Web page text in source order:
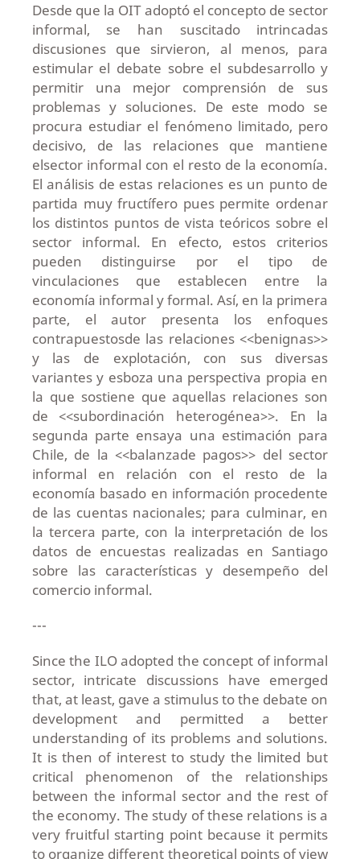
Desde que la OIT adoptó el concepto de sector
informal, se han suscitado intrincadas
discusiones que sirvieron, al menos, para
estimular el debate sobre el subdesarrollo y
permitir una mejor comprensión de sus
problemas y soluciones. De este modo se
procura estudiar el fenómeno limitado, pero
decisivo, de las relaciones que mantiene
elsector informal con el resto de la economía.
El análisis de estas relaciones es un punto de
partida muy fructífero pues permite ordenar
los distintos puntos de vista teóricos sobre el
sector informal. En efecto, estos criterios
pueden distinguirse por el tipo de
vinculaciones que establecen entre la
economía informal y formal. Así, en la primera
parte, el autor presenta los enfoques
contrapuestosde las relaciones <<benignas>>
y las de explotación, con sus diversas
variantes y esboza una perspectiva propia en
la que sostiene que aquellas relaciones son
de <<subordinación heterogénea>>. En la
segunda parte ensaya una estimación para
Chile, de la <<balanzade pagos>> del sector
informal en relación con el resto de la
economía basado en información procedente
de las cuentas nacionales; para culminar, en
la tercera parte, con la interpretación de los
datos de encuestas realizadas en Santiago
sobre las características y desempeño del
comercio informal.
---
Since the ILO adopted the concept of informal
sector, intricate discussions have emerged
that, at least, gave a stimulus to the debate on
development and permitted a better
understanding of its problems and solutions.
It is then of interest to study the limited but
critical phenomenon of the relationships
between the informal sector and the rest of
the economy. The study of these relations is a
very fruitful starting point because it permits
to organize different theoretical points of view